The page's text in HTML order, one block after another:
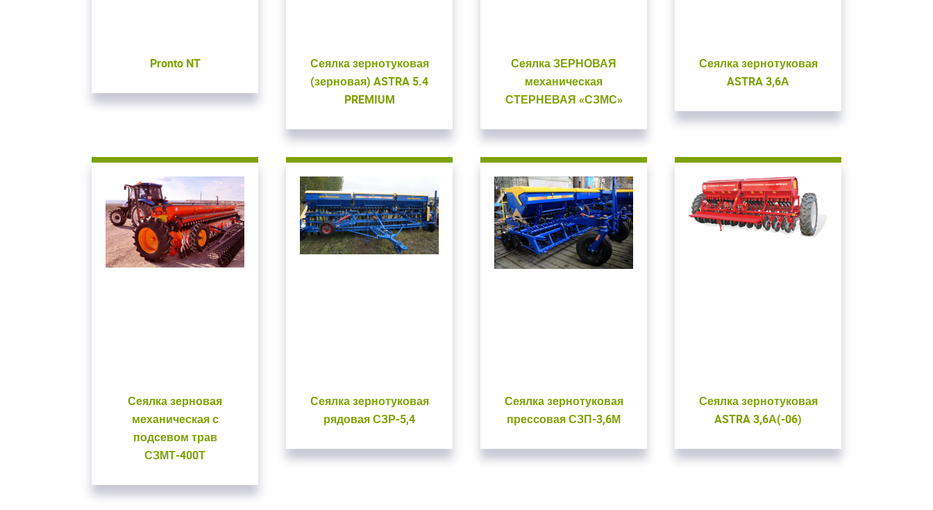
Pronto NT
Сеялка зернотуковая
(зерновая) ASTRA 5.4
PREMIUM
Сеялка ЗЕРНОВАЯ
механическая
СТЕРНЕВАЯ «СЗМС»
Сеялка зернотуковая
ASTRA 3,6А
Сеялка зерновая
механическая с
подсевом трав
СЗМТ-400Т
Сеялка зернотуковая
рядовая СЗР-5,4
Сеялка зернотуковая
прессовая СЗП-3,6М
Сеялка зернотуковая
ASTRA 3,6А(-06)